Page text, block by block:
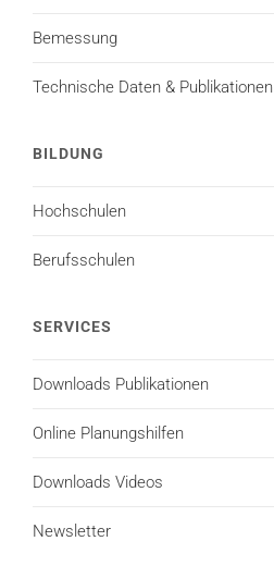
Bemessung
Technische Daten & Publikationen
BILDUNG
Hochschulen
Berufsschulen
SERVICES
Downloads Publikationen
Online Planungshilfen
Downloads Videos
Newsletter